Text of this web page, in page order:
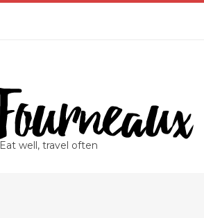
Eat well, travel often